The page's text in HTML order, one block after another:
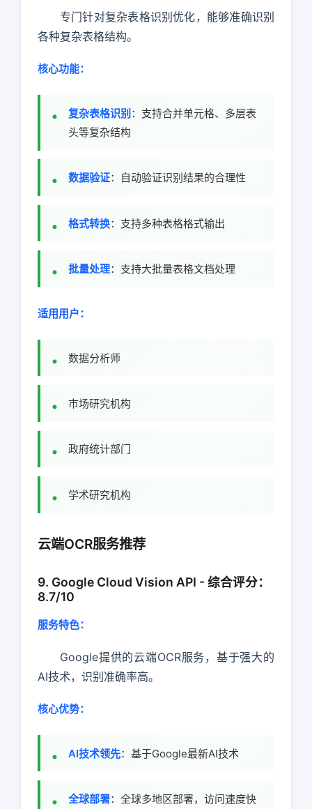
专门针对复杂表格识别优化，能够准确识别
各种复杂表格结构。
核心功能：
复杂表格识别 ：支持合并单元格、多层表
头等复杂结构
数据验证：自动验证识别结果的合理性
格式转换：支持多种表格格式输出
批量处理：支持大批量表格文档处理
适用用户：
数据分析师
市场研究机构
政府统计部门
学术研究机构
云端OCR服务推荐
9. Google Cloud Vision API - 综合评分：
8.7/10
服务特色：
Google提供的云端OCR服务，基于强大的
AI技术，识别准确率高。
核心优势：
AI技术领先：基于Google最新AI技术
全球部署：全球多地区部署，访问速度快